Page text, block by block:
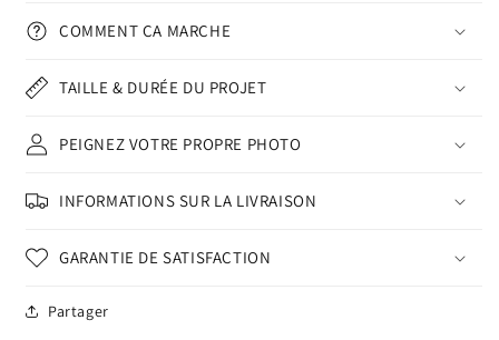
COMMENT ÇA MARCHE
TAILLE & DURÉE DU PROJET
PEIGNEZ VOTRE PROPRE PHOTO
INFORMATIONS SUR LA LIVRAISON
GARANTIE DE SATISFACTION
Partager